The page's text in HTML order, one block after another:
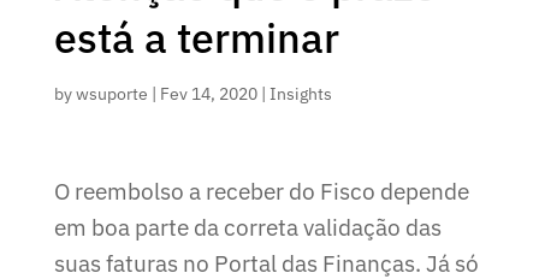
está a terminar
bywsuporte | Fev 14, 2020| Insights
O reembolso a receber do Fisco depende
em boa parte da correta validação das
suas faturas no Portal das Finanças. Já só